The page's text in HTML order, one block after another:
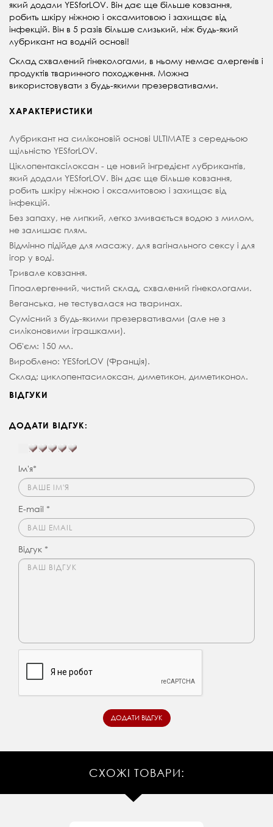
який додали YESforLOV. Він дає ще більше ковзання,
робить шкіру ніжною і оксамитовою і захищає від
інфекцій. Він в 5 разів більше слизький, ніж будь-який
лубрикант на водній основі!
Склад схвалений гінекологами, в ньому немає алергенів і
продуктів тваринного походження. Можна
використовувати з будь-якими презервативами.
ХАРАКТЕРИСТИКИ
Лубрикант на силіконовій основі ULTIMATE з середньою
щільністю YESforLOV.
Ціклопентаксілоксан - це новий інгредієнт лубрикантів,
який додали YESforLOV. Він дає ще більше ковзання,
робить шкіру ніжною і оксамитовою і захищає від
інфекцій.
Без запаху, не липкий, легко змивається водою з милом,
не залишає плям.
Відмінно підійде для масажу, для вагінального сексу і для
ігор у воді.
Тривале ковзання.
Гіпоалергенний, чистий склад, схвалений гінекологами.
Веганська, не тестувалася на тваринах.
Сумісний з будь-якими презервативами (але не з
силіконовими іграшками).
Об'єм: 150 мл.
Вироблено: YESforLOV (Франція).
Склад: циклопентасилоксан, диметикон, диметиконол.
ВІДГУКИ
ДОДАТИ ВІДГУК:
Ім'я*
E-mail *
Відгук *
СХОЖІ ТОВАРИ: